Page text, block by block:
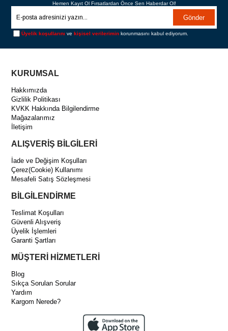
Hemen Kayıt Ol Fırsatlardan Önce Sen Haberdar Ol!
Gönder
Üyelik koşullarını vekişisel verilerimin korunmasını kabul ediyorum.
KURUMSAL
Hakkımızda
Gizlilik Politikası
KVKK Hakkında Bilgilendirme
Mağazalarımız
İletişim
ALIŞVERİŞ BİLGİLERİ
İade ve Değişim Koşulları
Çerez(Cookie) Kullanımı
Mesafeli Satış Sözleşmesi
BİLGİLENDİRME
Teslimat Koşulları
Güvenli Alışveriş
Üyelik İşlemleri
Garanti Şartları
MÜŞTERİ HİZMETLERİ
Blog
Sıkça Sorulan Sorular
Yardım
Kargom Nerede?